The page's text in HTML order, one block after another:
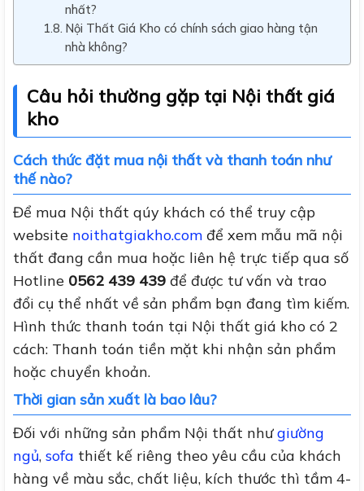
nhất?
Nội Thất Giá Kho có chính sách giao hàng tận
nhà không?
Câu hỏi thường gặp tại Nội thất giá
kho
Cách thức đặt mua nội thất và thanh toán như
thế nào?
Để mua Nội thất qúy khách có thể truy cập
website noithatgiakho.com để xem mẫu mã nội
thất đang cần mua hoặc liên hệ trực tiếp qua số
Hotline 0562 439 439 để được tư vấn và trao
đổi cụ thể nhất về sản phẩm bạn đang tìm kiếm.
Hình thức thanh toán tại Nội thất giá kho có 2
cách: Thanh toán tiền mặt khi nhận sản phẩm
hoặc chuyển khoản.
Thời gian sản xuất là bao lâu?
Đối với những sản phẩm Nội thất nhưgiường
ngủ, sofa thiết kế riêng theo yêu cầu của khách
hàng về màu sắc, chất liệu, kích thước thì tầm 4-